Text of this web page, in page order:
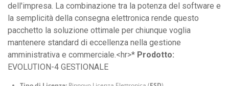
dell'impresa. La combinazione tra la potenza del software e
la semplicità della consegna elettronica rende questo
pacchetto la soluzione ottimale per chiunque voglia
mantenere standard di eccellenza nella gestione
amministrativa e commerciale.<hr>* Prodotto:
EVOLUTION-4 GESTIONALE